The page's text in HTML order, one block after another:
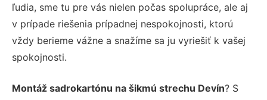
ľudia, sme tu pre vás nielen počas spolupráce, ale aj
v prípade riešenia prípadnej nespokojnosti, ktorú
vždy berieme vážne a snažíme sa ju vyriešiť k vašej
spokojnosti.
Montáž sadrokartónu na šikmú strechu Devín? S